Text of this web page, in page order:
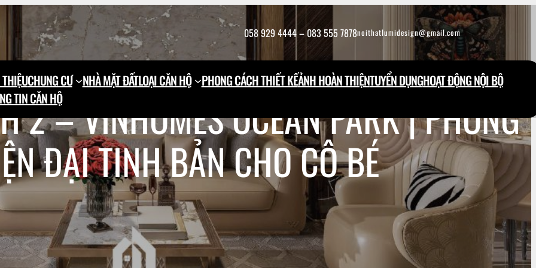
058 929 4444 – 083 555 7878noithatlumidesign@gmail.com
CHUNG CƯ NHÀ MẶT ĐẤTLOẠI CĂN HỘ PHONG CÁCH THIẾT KẾẢNH HOÀN THIỆNTUYỂN DỤNGHOẠT ĐỘNG NỘI BỘ
TIN CĂN HỘ
2 – VINHOMES OCEAN PARK | PHONG
ĐẠI TINH BẢN CHO CÔ BÉ